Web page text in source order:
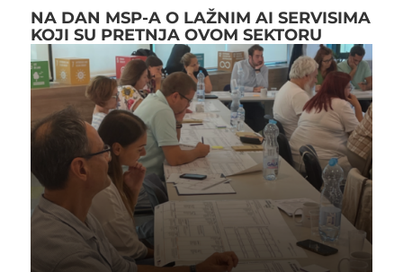
NA DAN MSP-A O LAŽNIM AI SERVISIMA
KOJI SU PRETNJA OVOM SEKTORU